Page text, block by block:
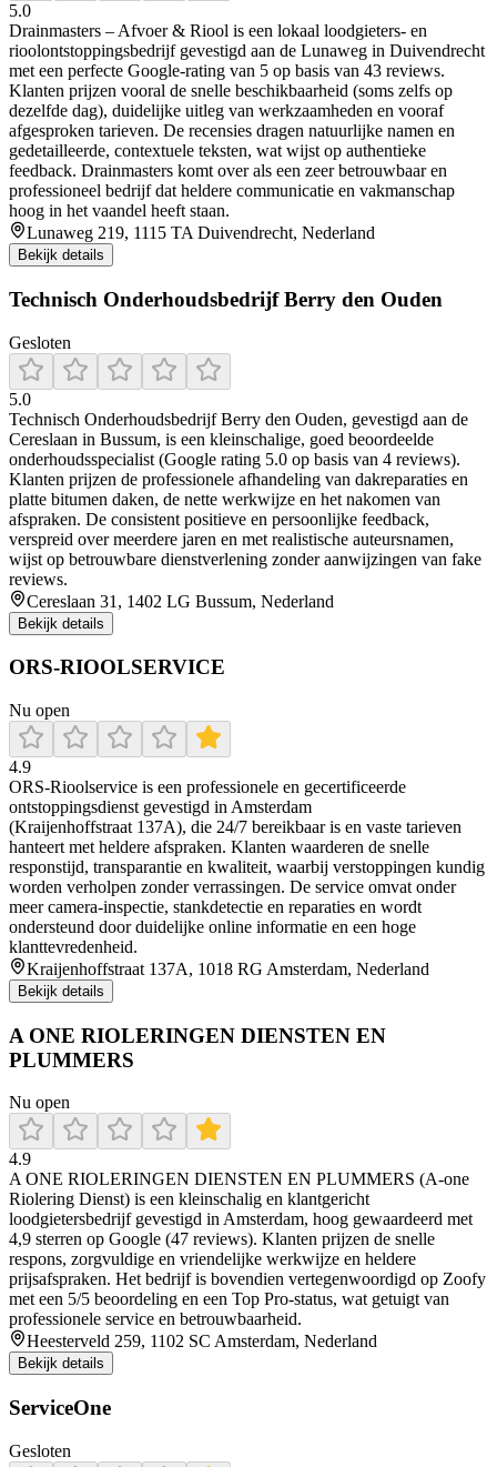
5.0
Drainmasters – Afvoer & Riool is een lokaal loodgieters- en
rioolontstoppingsbedrijf gevestigd aan de Lunaweg in Duivendrecht
met een perfecte Google-rating van 5 op basis van 43 reviews.
Klanten prijzen vooral de snelle beschikbaarheid (soms zelfs op
dezelfde dag), duidelijke uitleg van werkzaamheden en vooraf
afgesproken tarieven. De recensies dragen natuurlijke namen en
gedetailleerde, contextuele teksten, wat wijst op authentieke
feedback. Drainmasters komt over als een zeer betrouwbaar en
professioneel bedrijf dat heldere communicatie en vakmanschap
hoog in het vaandel heeft staan.
Lunaweg 219, 1115 TA Duivendrecht, Nederland
Bekijk details
Technisch Onderhoudsbedrijf Berry den Ouden
Gesloten
5.0
Technisch Onderhoudsbedrijf Berry den Ouden, gevestigd aan de
Cereslaan in Bussum, is een kleinschalige, goed beoordeelde
onderhoudsspecialist (Google rating 5.0 op basis van 4 reviews).
Klanten prijzen de professionele afhandeling van dakreparaties en
platte bitumen daken, de nette werkwijze en het nakomen van
afspraken. De consistent positieve en persoonlijke feedback,
verspreid over meerdere jaren en met realistische auteursnamen,
wijst op betrouwbare dienstverlening zonder aanwijzingen van fake
reviews.
Cereslaan 31, 1402 LG Bussum, Nederland
Bekijk details
ORS-RIOOLSERVICE
Nu open
4.9
ORS‑Rioolservice is een professionele en gecertificeerde
ontstoppingsdienst gevestigd in Amsterdam
(Kraijenhoffstraat 137A), die 24/7 bereikbaar is en vaste tarieven
hanteert met heldere afspraken. Klanten waarderen de snelle
responstijd, transparantie en kwaliteit, waarbij verstoppingen kundig
worden verholpen zonder verrassingen. De service omvat onder
meer camera‑inspectie, stankdetectie en reparaties en wordt
ondersteund door duidelijke online informatie en een hoge
klanttevredenheid.
Kraijenhoffstraat 137A, 1018 RG Amsterdam, Nederland
Bekijk details
A ONE RIOLERINGEN DIENSTEN EN
PLUMMERS
Nu open
4.9
A ONE RIOLERINGEN DIENSTEN EN PLUMMERS (A‑one
Riolering Dienst) is een kleinschalig en klantgericht
loodgietersbedrijf gevestigd in Amsterdam, hoog gewaardeerd met
4,9 sterren op Google (47 reviews). Klanten prijzen de snelle
respons, zorgvuldige en vriendelijke werkwijze en heldere
prijsafspraken. Het bedrijf is bovendien vertegenwoordigd op Zoofy
met een 5/5 beoordeling en een Top Pro-status, wat getuigt van
professionele service en betrouwbaarheid.
Heesterveld 259, 1102 SC Amsterdam, Nederland
Bekijk details
ServiceOne
Gesloten